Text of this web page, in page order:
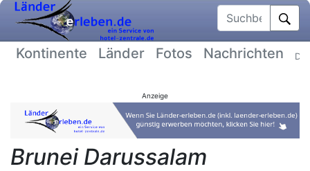
Suchbegriff
Kontinente Länder Fotos Nachrichten
Anzeige
Brunei Darussalam